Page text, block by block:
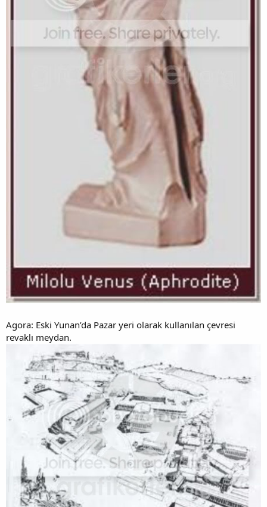
Agora: Eski Yunan’da Pazar yeri olarak kullanılan çevresi
revaklı meydan.